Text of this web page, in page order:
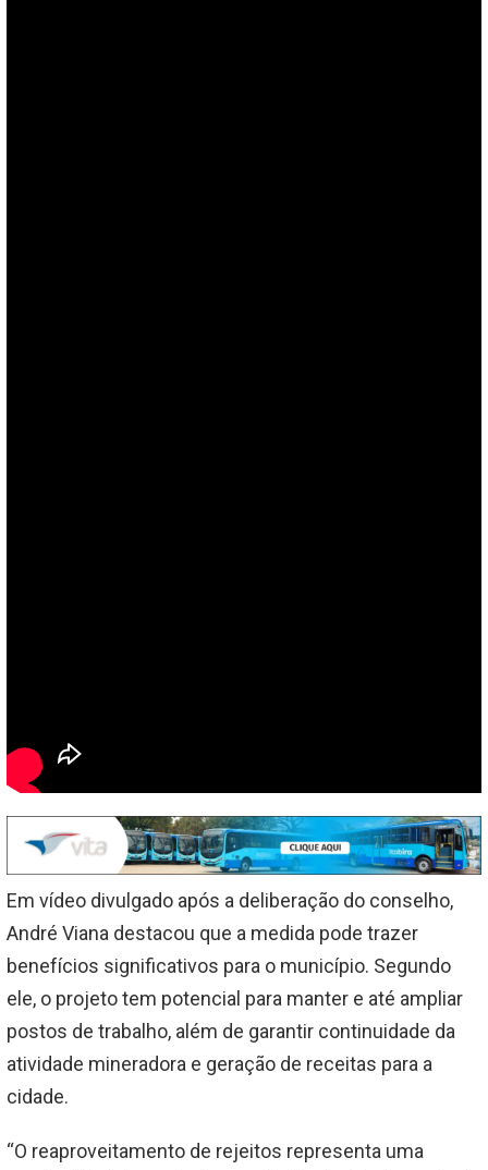
Em vídeo divulgado após a deliberação do conselho,
André Viana destacou que a medida pode trazer
benefícios significativos para o município. Segundo
ele, o projeto tem potencial para manter e até ampliar
postos de trabalho, além de garantir continuidade da
atividade mineradora e geração de receitas para a
cidade.
“O reaproveitamento de rejeitos representa uma